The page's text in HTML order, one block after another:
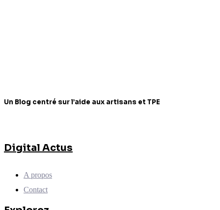
Un Blog centré sur l’aide aux artisans et TPE
Digital Actus
A propos
Contact